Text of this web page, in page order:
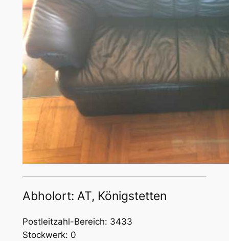
Abholort: AT, Königstetten
Postleitzahl-Bereich: 3433
Stockwerk: 0